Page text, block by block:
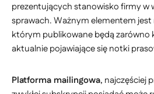
prezentujących stanowisko firmy w
sprawach. Ważnym elementem jest
którym publikowane będą zarówno
aktualnie pojawiające się notki
Platforma mailingowa, najczęściej